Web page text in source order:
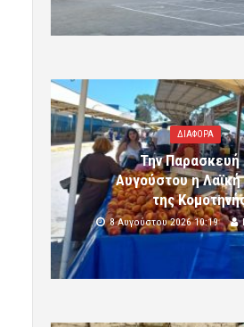
ΔΙΑΦΟΡΑ
Την Παρασκευή
Αυγούστου η
της
8 Αυγούστου 2026 10:19